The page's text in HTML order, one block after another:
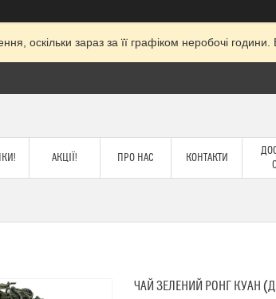
оскільки зараз за її графіком неробочі
АКЦІЇ! ПРО НАС КОНТАКТИ
ЧАЙ ЗЕЛЕНИЙ РОНГ КУАН